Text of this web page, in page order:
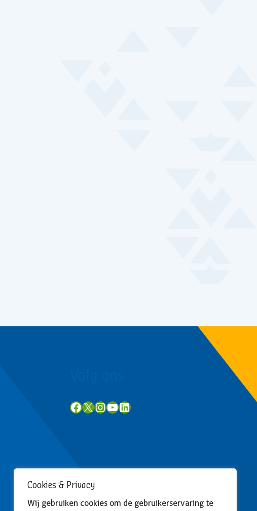
Cookies & Privacy
Wij gebruiken cookies om de gebruikerservaring te
Facebook
X Instagram
YouTube
LinkedIn